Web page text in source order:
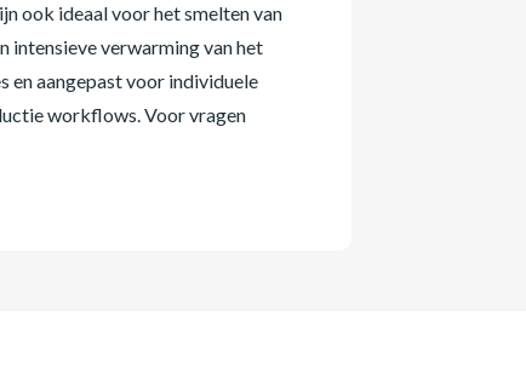
ook ideaal voor het smelten van
intensieve verwarming van het
en aangepast voor individuele
workflows. Voor vragen